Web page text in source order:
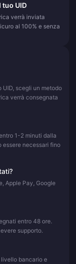
UID
verrà inviata
al 100% e senza
scegli un metodo
verrà consegnata
1-2 minuti dalla
essere necessari fino
Apple Pay, Google
entro 48 ore.
supporto.
bancario e